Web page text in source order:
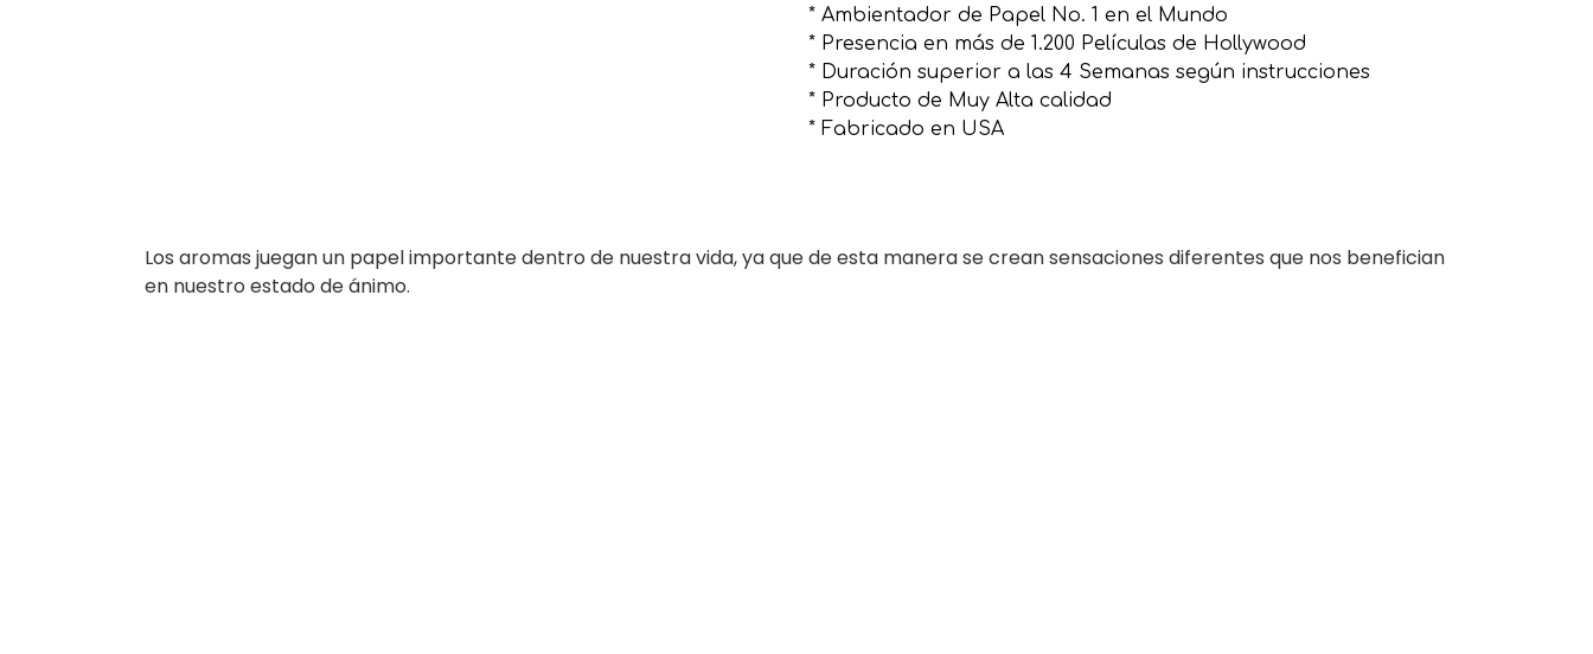
* Ambientador de Papel No. 1 en el Mundo
* Presencia en más de 1.200 Películas de Hollywood
* Duración superior a las 4 Semanas según instrucciones
* Producto de Muy Alta calidad
* Fabricado en USA
Los aromas juegan un papel importante dentro de nuestra vida, ya que de esta manera se crean sensaciones diferentes que nos benefician
en nuestro estado de ánimo.